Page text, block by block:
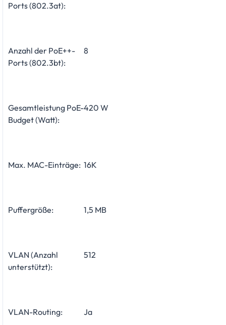
Ports (802.3at):
Anzahl der PoE++-
Ports (802.3bt):
8
Gesamtleistung PoE-
Budget (Watt):
420 W
Max. MAC-Einträge: 16K
Puffergröße: 1,5 MB
VLAN (Anzahl
unterstützt):
512
VLAN-Routing: Ja